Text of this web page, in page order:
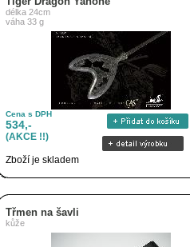
délka 24cm
váha 33 g
Cena s DPH
534,-
(AKCE !!)
Zboží je skladem
Třmen na šavli
kůže